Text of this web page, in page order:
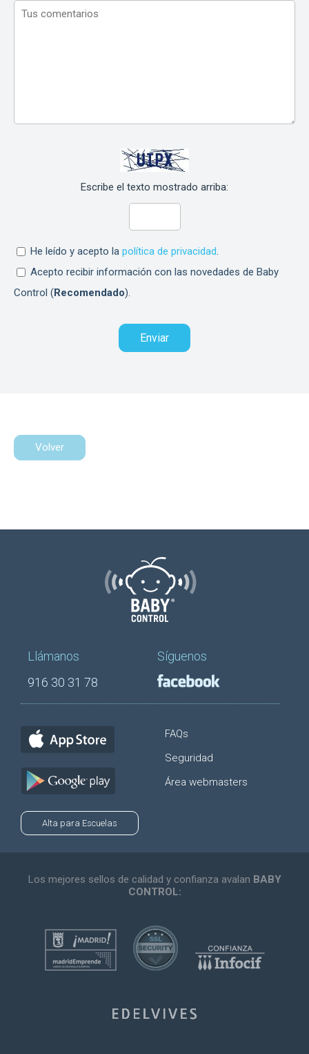
Escribe el texto mostrado arriba:
He leído y acepto la política de privacidad
Acepto recibir información con las novedades de Baby
Control (Recomendado).
Volver
Llámanos
916 30 31 78
Síguenos
FAQs
Seguridad
Área webmasters
Alta para Escuelas
Los mejores sellos de calidad y confianza avalan BABY
CONTROL: